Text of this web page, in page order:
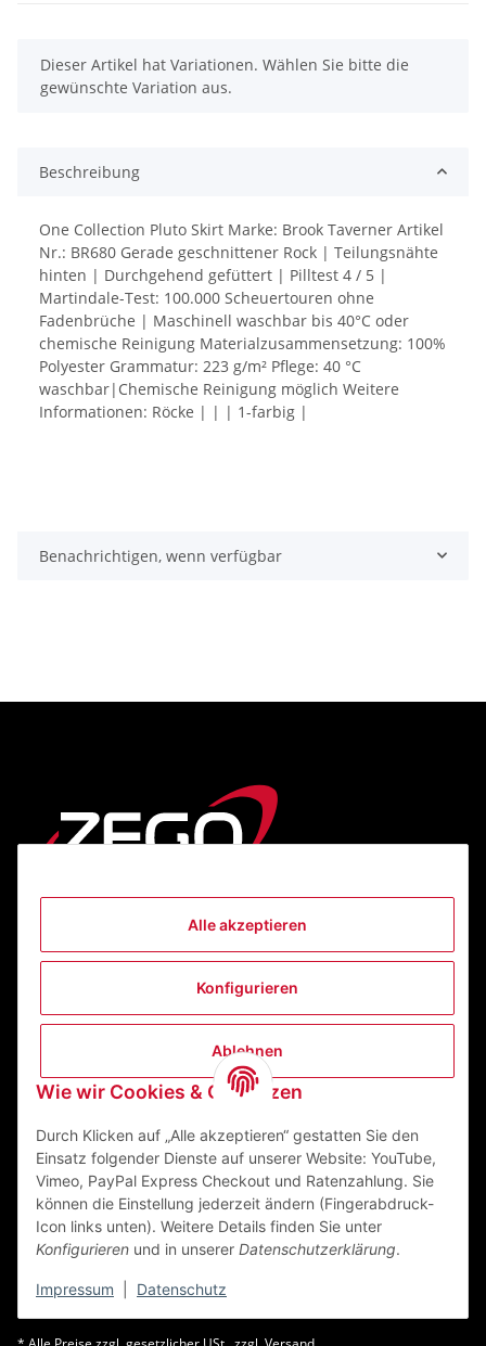
Alle akzeptieren
Konfigurieren
Ablehnen
Wie wir Cookies & Co nutzen
Durch Klicken auf „Alle akzeptieren“ gestatten Sie den
Einsatz folgender Dienste auf unserer Website: YouTube,
Vimeo, PayPal Express Checkout und Ratenzahlung. Sie
können die Einstellung jederzeit ändern (Fingerabdruck-
Icon links unten). Weitere Details finden Sie unter
Konfigurieren und in unserer Datenschutzerklärung.
Impressum Datenschutz
x
Dieser Artikel hat Variationen. Wählen Sie bitte die
gewünschte Variation aus.
Beschreibung
One Collection Pluto Skirt Marke: Brook Taverner Artikel
Nr.: BR680 Gerade geschnittener Rock | Teilungsnähte
hinten | Durchgehend gefüttert | Pilltest 4 / 5 |
Martindale-Test: 100.000 Scheuertouren ohne
Fadenbrüche | Maschinell waschbar bis 40°C oder
chemische Reinigung Materialzusammensetzung: 100%
Polyester Grammatur: 223 g/m² Pflege: 40 °C
waschbar|Chemische Reinigung möglich Weitere
Informationen: Röcke | | | 1-farbig |
Benachrichtigen, wenn verfügbar
Informationen
ZEGO Textilveredelungszentrum GmbH
63741 Aschaffenburg Deutschland
Mail:info@zego-tvz.de
Tel.:06021 59092-0